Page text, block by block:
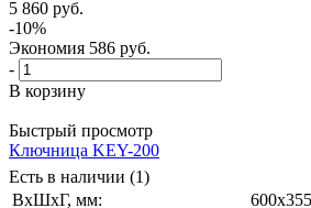
5 860 руб.
-10%
Экономия 586 руб.
-
В корзину
Быстрый просмотр
Ключница KEY-200
Есть в наличии (1)
ВxШxГ, мм: